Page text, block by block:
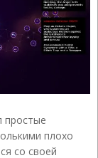
простые
плохо
со своей